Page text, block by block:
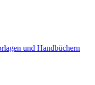
und Handbüchern